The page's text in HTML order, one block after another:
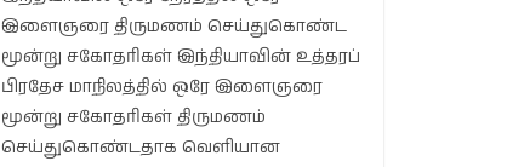
இளைஞரை திருமணம் செய்துகொண்ட
மூன்று சகோதரிகள் இந்தியாவின் உத்தரப்
பிரதேச மாநிலத்தில் ஒரே இளைஞரை
மூன்று சகோதரிகள் திருமணம்
செய்துகொண்டதாக வெளியான